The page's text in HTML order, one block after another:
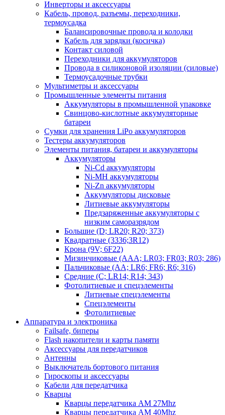
Инверторы и аксессуары
Кабель, провод, разъемы, переходники,
термоусадка
Балансировочные провода и колодки
Кабель для зарядки (косичка)
Контакт силовой
Переходники для аккумуляторов
Провода в силиконовой изоляции (силовые)
Термоусадочные трубки
Мультиметры и аксессуары
Промышленные элементы питания
Аккумуляторы в промышленной упаковке
Свинцово-кислотные аккумуляторные
батареи
Сумки для хранения LiPo аккумуляторов
Тестеры аккумуляторов
Элементы питания, батареи и аккумуляторы
Аккумуляторы
Ni-Cd аккумуляторы
Ni-MH аккумуляторы
Ni-Zn аккумуляторы
Аккумуляторы дисковые
Литиевые аккумуляторы
Предзаряженные аккумуляторы с
низким саморазрядом
Большие (D; LR20; R20; 373)
Квадратные (3336;3R12)
Крона (9V; 6F22)
Мизинчиковые (AAA; LR03; FR03; R03; 286)
Пальчиковые (AA; LR6; FR6; R6; 316)
Средние (C; LR14; R14; 343)
Фотолитиевые и спецэлементы
Литиевые спецэлементы
Спецэлементы
Фотолитиевые
Аппаратура и электроника
Failsafe, биперы
Flash накопители и карты памяти
Аксессуары для передатчиков
Антенны
Выключатель бортового питания
Гироскопы и аксессуары
Кабели для передатчика
Кварцы
Кварцы передатчика AM 27Mhz
Кварцы передатчика AM 40Mhz